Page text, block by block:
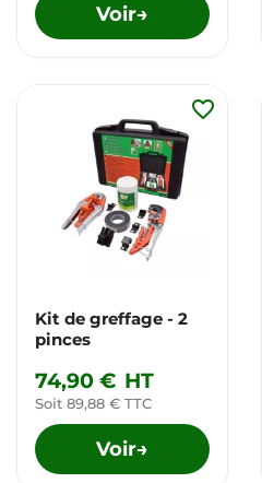
Voir→
Kit de greffage - 2
pinces
74,90 € HT
Soit 89,88 € TTC
Voir→
favorite_border